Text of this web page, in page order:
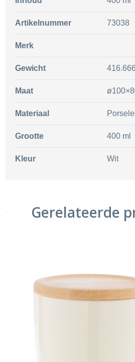
Artikelnummer 73038
Merk
Gewicht
Maat
Materiaal
Grootte 400 ml
Kleur Wit
Gerelateerde